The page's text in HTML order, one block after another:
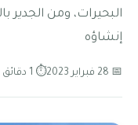
إنشاؤه
📅 28 فبراير 2023 ⏱ 1 دقائق قراءة